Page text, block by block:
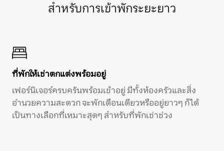
สำหรับการเข้าพักระยะยาว
ที่พักให้เช่าตกแต่งพร้อมอยู่
เฟอร์นิเจอร์ครบครันพร้อมเข้าอยู่ มีทั้งห้องครัวและสิ่ง
อำนวยความสะดวก จะพักเดือนเดียวหรืออยู่ยาวๆ ก็ได้
เป็นทางเลือกที่เหมาะสุดๆ สำหรับที่พักเช่าช่วง